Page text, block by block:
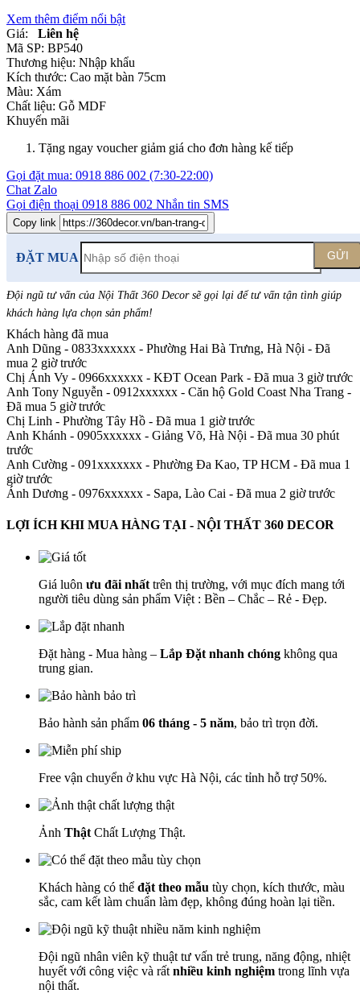
Xem thêm điểm nổi bật
Giá:
Liên hệ
Mã SP: BP540
Thương hiệu: Nhập khẩu
Kích thước: Cao mặt bàn 75cm
Màu: Xám
Chất liệu: Gỗ MDF
Khuyến mãi
Tặng ngay voucher giảm giá cho đơn hàng kế tiếp
Gọi đặt mua: 0918 886 002 (7:30-22:00)
Chat Zalo
Gọi điện thoại 0918 886 002 Nhắn tin SMS
Copy link
ĐẶT MUA GỬI
Đội ngũ tư vấn của Nội Thất 360 Decor sẽ gọi lại để tư vấn tận tình giúp
khách hàng lựa chọn sản phẩm!
Khách hàng đã mua
Anh Dũng - 0833xxxxxx - Phường Hai Bà Trưng, Hà Nội - Đã
mua 2 giờ trước
Chị Ánh Vy - 0966xxxxxx - KĐT Ocean Park - Đã mua 3 giờ trước
Anh Tony Nguyễn - 0912xxxxxx - Căn hộ Gold Coast Nha Trang -
Đã mua 5 giờ trước
Chị Linh - Phường Tây Hồ - Đã mua 1 giờ trước
Anh Khánh - 0905xxxxxx - Giảng Võ, Hà Nội - Đã mua 30 phút
trước
Anh Cường - 091xxxxxxx - Phường Đa Kao, TP HCM - Đã mua 1
giờ trước
Ánh Dương - 0976xxxxxx - Sapa, Lào Cai - Đã mua 2 giờ trước
LỢI ÍCH KHI MUA HÀNG TẠI - NỘI THẤT 360 DECOR
Giá luôn ưu đãi nhất trên thị trường, với mục đích mang tới
người tiêu dùng sản phẩm Việt : Bền – Chắc – Rẻ - Đẹp.
Đặt hàng - Mua hàng – Lắp Đặt nhanh chóng không qua
trung gian.
Bảo hành sản phẩm 06 tháng - 5 năm, bảo trì trọn đời.
Free vận chuyển ở khu vực Hà Nội, các tỉnh hỗ trợ 50%.
Ảnh Thật Chất Lượng Thật.
Khách hàng có thể đặt theo mẫu tùy chọn, kích thước, màu
sắc, cam kết làm chuẩn làm đẹp, không đúng hoàn lại tiền.
Đội ngũ nhân viên kỹ thuật tư vấn trẻ trung, năng động, nhiệt
huyết với công việc và rất nhiều kinh nghiệm trong lĩnh vựa
nội thất.